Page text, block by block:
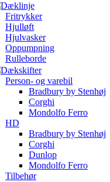
Dæklinje
Fritrykker
Hjulløft
Hjulvasker
Oppumpning
Rulleborde
Dækskifter
Person- og varebil
Bradbury by Stenhøj
Corghi
Mondolfo Ferro
HD
Bradbury by Stenhøj
Corghi
Dunlop
Mondolfo Ferro
Tilbehør